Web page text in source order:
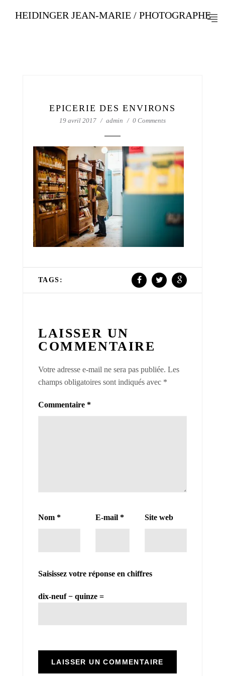
HEIDINGER JEAN-MARIE / PHOTOGRAPHE
EPICERIE DES ENVIRONS
19 avril 2017 admin 0 Comments
TAGS:
LAISSER UN
COMMENTAIRE
Votre adresse e-mail ne sera pas publiée. Les
champs obligatoires sont indiqués avec *
Commentaire *
Nom * E-mail * Site web
Saisissez votre réponse en chiffres
dix-neuf − quinze =